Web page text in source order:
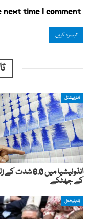
next time I comment.
انٹرنیشنل
انڈونیشیا میں 6.0 شدت
کے جھٹکے
انٹرنیشنل